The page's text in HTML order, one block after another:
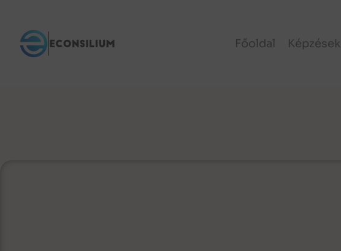
Főoldal Képzések